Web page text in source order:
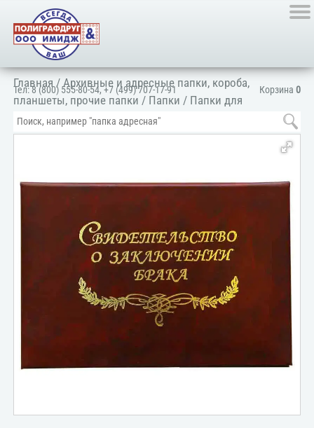
Корзина 0
Тел:8 (800) 555-80-54,+7 (499) 707-17-91
Главная/Архивные и адресные папки, короба,
планшеты, прочие папки / Папки / Папки для
документов/Для личных документов